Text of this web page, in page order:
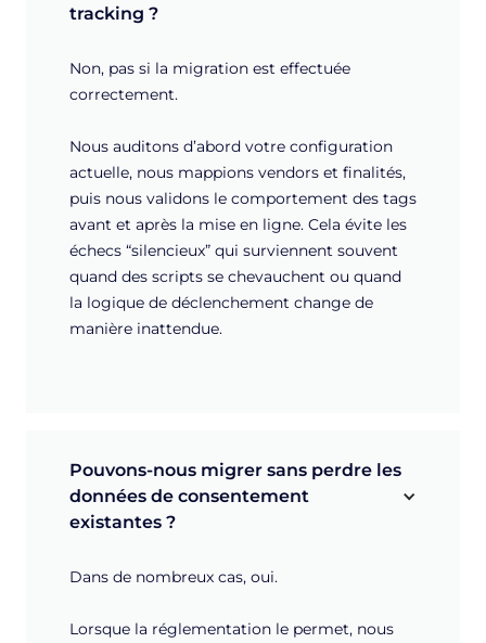
tracking ?
Non, pas si la migration est effectuée
correctement.
Nous auditons d’abord votre configuration
actuelle, nous mappions vendors et finalités,
puis nous validons le comportement des tags
avant et après la mise en ligne. Cela évite les
échecs “silencieux” qui surviennent souvent
quand des scripts se chevauchent ou quand
la logique de déclenchement change de
manière inattendue.
Pouvons-nous migrer sans perdre les
données de consentement
existantes ?
Dans de nombreux cas, oui.
Lorsque la réglementation le permet, nous